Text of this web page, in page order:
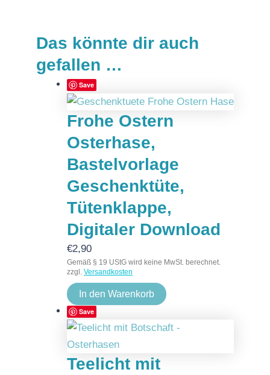
Das könnte dir auch
gefallen …
Save
Frohe Ostern
Osterhase,
Bastelvorlage
Geschenktüte,
Tütenklappe,
Digitaler Download
€2,90
Gemäß § 19 UStG wird keine MwSt. berechnet.
zzgl. Versandkosten
In den Warenkorb
Save
Teelicht mit